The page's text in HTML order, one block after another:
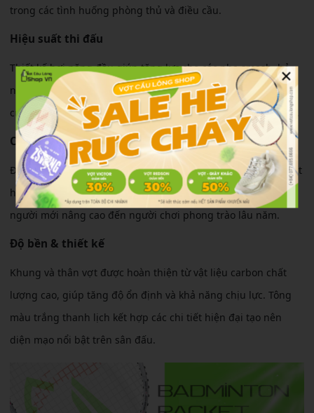
trong các tình huống phòng thủ và điều cầu.
Hiệu suất thi đấu
Thiết kế hơi nặng đầu giúp tăng lực cho các pha smash, bỏ
nhỏ và phông cầu cuối sân. Người chơi có thể tạo ra những
cú đánh uy lực hơn mà không cần tiêu tốn quá nhiều sức lực.
Cảm giác sử dụng
Độ cứng trung bình mang lại cảm giác dễ làm quen. Thân vợt
hỗ trợ trợ lực tốt, phù hợp với nhiều trình độ khác nhau, từ
người mới nâng cao đến người chơi phong trào lâu năm.
Độ bền & thiết kế
Khung và thân vợt được hoàn thiện từ vật liệu carbon chất
lượng cao, giúp tăng độ ổn định và khả năng chịu lực. Tông
màu trắng thanh lịch kết hợp các chi tiết hiện đại tạo nên
diện mạo nổi bật trên sân đấu.
×